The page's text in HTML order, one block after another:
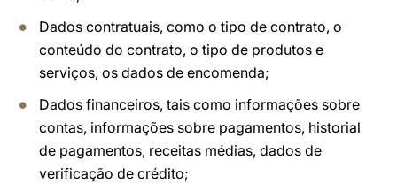
Dados contratuais, como o tipo de contrato, o
conteúdo do contrato, o tipo de produtos e
serviços, os dados de encomenda;
Dados financeiros, tais como informações sobre
contas, informações sobre pagamentos, historial
de pagamentos, receitas médias, dados de
verificação de crédito;